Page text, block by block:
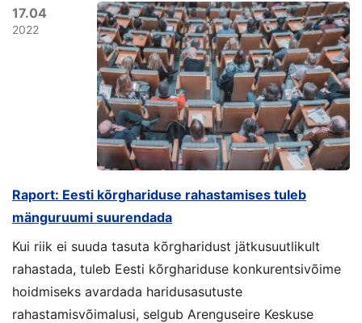
17.04
2022
Raport: Eesti kõrghariduse rahastamises tuleb
mänguruumi suurendada
Kui riik ei suuda tasuta kõrgharidust jätkusuutlikult
rahastada, tuleb Eesti kõrghariduse konkurentsivõime
hoidmiseks avardada haridusasutuste
rahastamisvõimalusi, selgub Arenguseire Keskuse